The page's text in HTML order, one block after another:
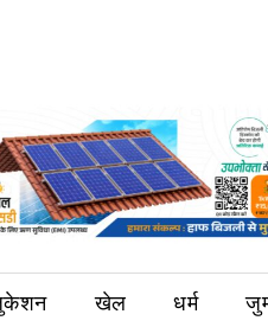
खेल धर्म